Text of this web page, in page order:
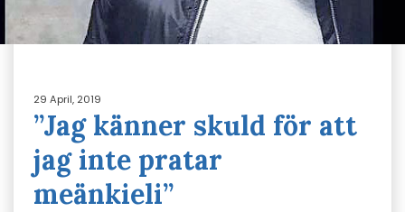
29 April, 2019
”Jag känner skuld för att
jag inte pratar
meänkieli”